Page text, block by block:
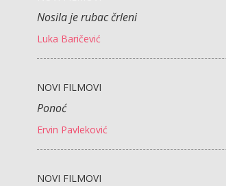
Nosila je rubac črleni
Luka Baričević
NOVI FILMOVI
Ponoć
Ervin Pavleković
NOVI FILMOVI